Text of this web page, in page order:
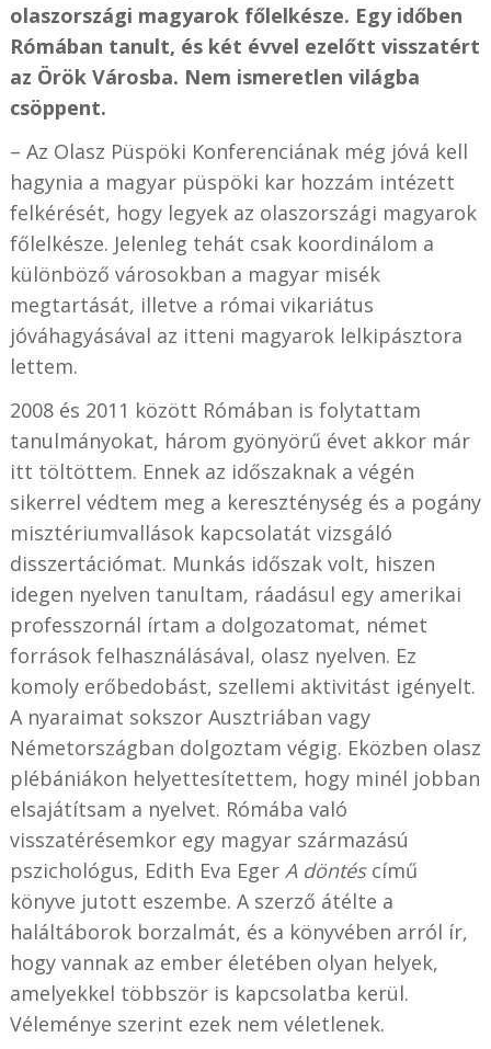
olaszországi magyarok főlelkésze. Egy időben
Rómában tanult, és két évvel ezelőtt visszatért
az Örök Városba. Nem ismeretlen világba
csöppent.
– Az Olasz Püspöki Konferenciának még jóvá kell
hagynia a magyar püspöki kar hozzám intézett
felkérését, hogy legyek az olaszországi magyarok
főlelkésze. Jelenleg tehát csak koordinálom a
különböző városokban a magyar misék
megtartását, illetve a római vikariátus
jóváhagyásával az itteni magyarok lelkipásztora
lettem.
2008 és 2011 között Rómában is folytattam
tanulmányokat, három gyönyörű évet akkor már
itt töltöttem. Ennek az időszaknak a végén
sikerrel védtem meg a kereszténység és a pogány
misztériumvallások kapcsolatát vizsgáló
disszertációmat. Munkás időszak volt, hiszen
idegen nyelven tanultam, ráadásul egy amerikai
professzornál írtam a dolgozatomat, német
források felhasználásával, olasz nyelven. Ez
komoly erőbedobást, szellemi aktivitást igényelt.
A nyaraimat sokszor Ausztriában vagy
Németországban dolgoztam végig. Eközben olasz
plébániákon helyettesítettem, hogy minél jobban
elsajátítsam a nyelvet. Rómába való
visszatérésemkor egy magyar származású
pszichológus, Edith Eva Eger A döntéscímű
könyve jutott eszembe. A szerző átélte a
haláltáborok borzalmát, és a könyvében arról ír,
hogy vannak az ember életében olyan helyek,
amelyekkel többször is kapcsolatba kerül.
Véleménye szerint ezek nem véletlenek.